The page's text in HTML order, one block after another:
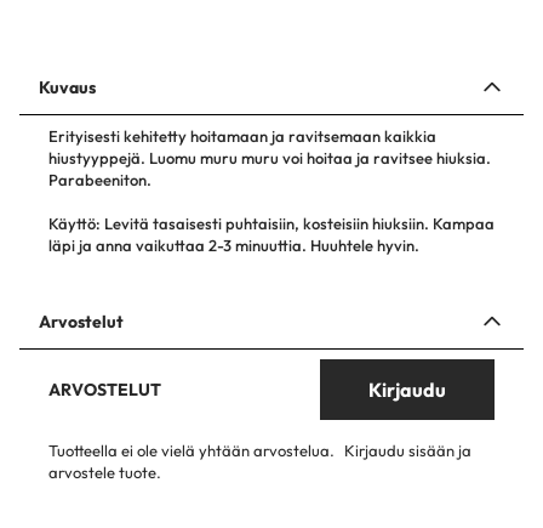
Kuvaus
Erityisesti kehitetty hoitamaan ja ravitsemaan kaikkia
hiustyyppejä. Luomu muru muru voi hoitaa ja ravitsee hiuksia.
Parabeeniton.
Käyttö: Levitä tasaisesti puhtaisiin, kosteisiin hiuksiin. Kampaa
läpi ja anna vaikuttaa 2-3 minuuttia. Huuhtele hyvin.
Arvostelut
ARVOSTELUT Kirjaudu
Tuotteella ei ole vielä yhtään arvostelua.
Kirjaudu sisään ja
arvostele tuote.